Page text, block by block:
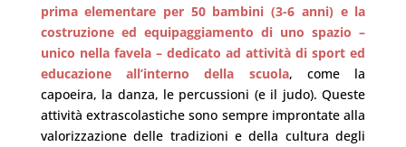
prima elementare per 50 bambini (3-6 anni) e la
costruzione ed equipaggiamento di uno spazio –
unico nella favela – dedicato ad attività di sport ed
educazione all’interno della scuola, come la
capoeira, la danza, le percussioni (e il judo). Queste
attività extrascolastiche sono sempre improntate alla
valorizzazione delle tradizioni e della cultura degli